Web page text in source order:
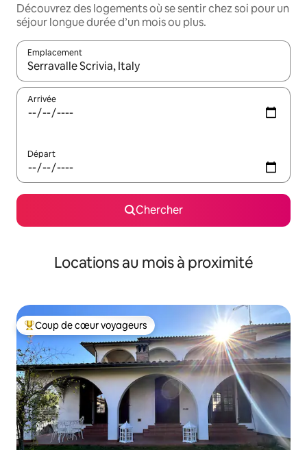
Découvrez des logements où se sentir chez soi pour un
séjour longue durée d’un mois ou plus.
Emplacement
Quand les résultats sont affichés, parcourez-les en utilisant
Arrivée
Départ
Chercher
Locations au mois à proximité
Coup de cœur voyageurs parmi les plus aimés
Coup de cœur voyageurs